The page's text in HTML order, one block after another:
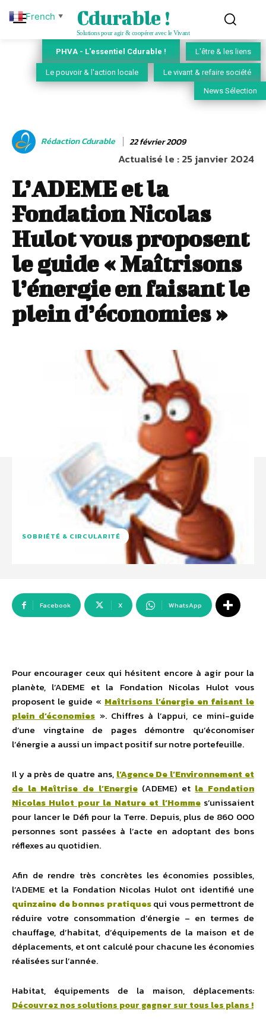
Cdurable !
Solutions pour agir & coopérer avec le Vivant
PHVA - L'essentiel Cdurable ! L'être & les liens
Le pouvoir & l'action locale Le vivant & refaire société
News Sélection
Rédaction Cdurable 22 février 2009
Actualisé le :25 janvier 2024
L’ADEME et la
Fondation Nicolas
Hulot vous proposent
le guide « Maîtrisons
l’énergie en faisant le
plein d’économies »
SOBRIÉTÉ & CIRCULARITÉ
Facebook X WhatsApp
Pour encourager ceux qui hésitent encore à agir pour la
planète, l’ADEME et la Fondation Nicolas Hulot vous
proposent le guide « Maîtrisons l’énergie en faisant le
plein d’économies ». Chiffres à l’appui, ce mini-guide
d’une vingtaine de pages démontre qu’économiser
l’énergie a aussi un impact positif sur notre portefeuille.
Il y a près de quatre ans, l’Agence De l’Environnement et
de la Maîtrise de l’Energie(ADEME) et la Fondation
Nicolas Hulot pour la Nature et l’Hommes’unissaient
pour lancer le Défi pour la Terre. Depuis, plus de 860 000
personnes sont passées à l’acte en adoptant des bons
réflexes au quotidien.
Afin de rendre très concrètes les économies possibles,
l’ADEME et la Fondation Nicolas Hulot ont identifié une
quinzaine de bonnes pratiquesqui vous permettront de
réduire votre consommation d’énergie – en termes de
chauffage, d’habitat, d’équipements de la maison et de
déplacements, et ont calculé pour chacune les économies
réalisées sur l’année.
Habitat, équipements de la maison, déplacements:
Découvrez nos solutions pour gagner sur tous les plans !
French ▼